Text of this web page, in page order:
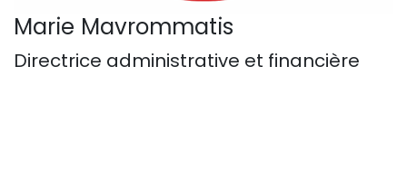
Marie Mavrommatis
Directrice administrative et financière